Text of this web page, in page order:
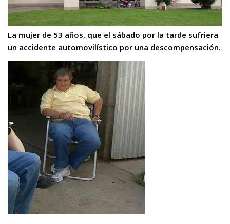
La mujer de 53 años, que el sábado por la tarde sufriera
un accidente automovilístico por una descompensación.